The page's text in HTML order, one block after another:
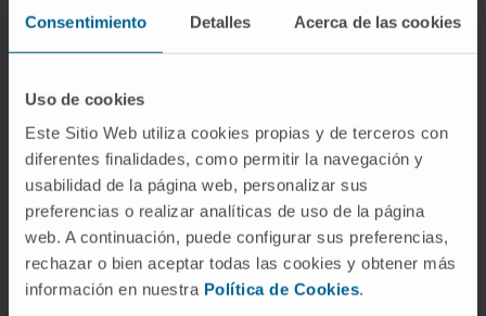
Consentimiento Detalles Acerca de las cookies
Uso de cookies
Este Sitio Web utiliza cookies propias y de terceros con
diferentes finalidades, como permitir la navegación y
usabilidad de la página web, personalizar sus
preferencias o realizar analíticas de uso de la página
web. A continuación, puede configurar sus preferencias,
rechazar o bien aceptar todas las cookies y obtener más
información en nuestra Política de Cookies.
puede perpetuar o intensificar la molestia.
de peso, ronquera persistente, dolor al tragar
o dificultad real para la deglución, ya no se
está ante un globo faríngeo simple y es
necesario descartar otras causas.
¿Cuántas personas lo experimentan?
Los datos varían según la población estudiada.
El globo faríngeo representa